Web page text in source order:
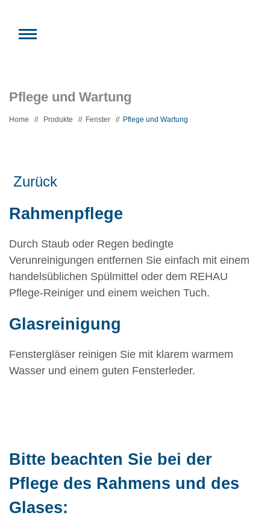
Pflege und Wartung
Home // Produkte // Fenster // Pflege und Wartung
Zurück
Rahmenpflege
Durch Staub oder Regen bedingte
Verunreinigungen entfernen Sie einfach mit einem
handelsüblichen Spülmittel oder dem REHAU
Pflege-Reiniger und einem weichen Tuch.
Glasreinigung
Fenstergläser reinigen Sie mit klarem warmem
Wasser und einem guten Fensterleder.
Bitte beachten Sie bei der
Pflege des Rahmens und des
Glases: